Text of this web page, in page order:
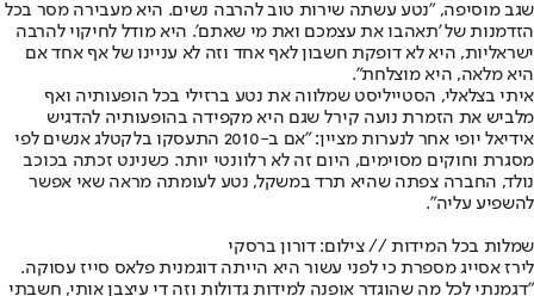
שגב מוסיפה, "נטע עשתה שירות טוב להרבה נשים. היא מעבירה מסר בכל
הזדמנות של 'תאהבו את עצמכם ואת מי שאתם'. היא מודל לחיקוי להרבה
ישראליות, היא לא דופקת חשבון לאף אחד וזה לא עניינו של אף אחד אם
היא מלאה, היא מוצלחת".
איתי בצלאלי, הסטייליסט שמלווה את נטע ברזילי בכל הופעותיה ואף
מלביש את הזמרת נועה קירל שגם היא מקפידה בהופעותיה להדגיש
אידיאל יופי אחר לנערות מציין: "אם ב-2010 התעסקו בלקטלג אנשים לפי
מסגרת וחוקים מסוימים, היום זה לא רלוונטי יותר. כשנינט זכתה בכוכב
נולד, החברה צפתה שהיא תרד במשקל, נטע לעומתה מראה שאי אפשר
להשפיע עליה".
שמלות בכל המידות // צילום: דורון ברסקי
לירז אסייג מספרת כי לפני עשור היא הייתה דוגמנית פלאס סייז עסוקה.
"דגמנתי לכל מה שהוגדר אופנה למידות גדולות וזה די עיצבן אותי, חשבתי